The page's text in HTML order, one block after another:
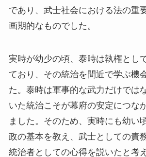
であり、武士社会における法の重
画期的なものでした。
実時が幼少の頃、泰時は執権とし
ており、その統治を間近で学ぶ機
た。泰時は軍事的な武力だけでは
いた統治こそが幕府の安定につな
ました。そのため、実時にも幼い
政の基本を教え、武士としての責
統治者としての心得を説いたと考